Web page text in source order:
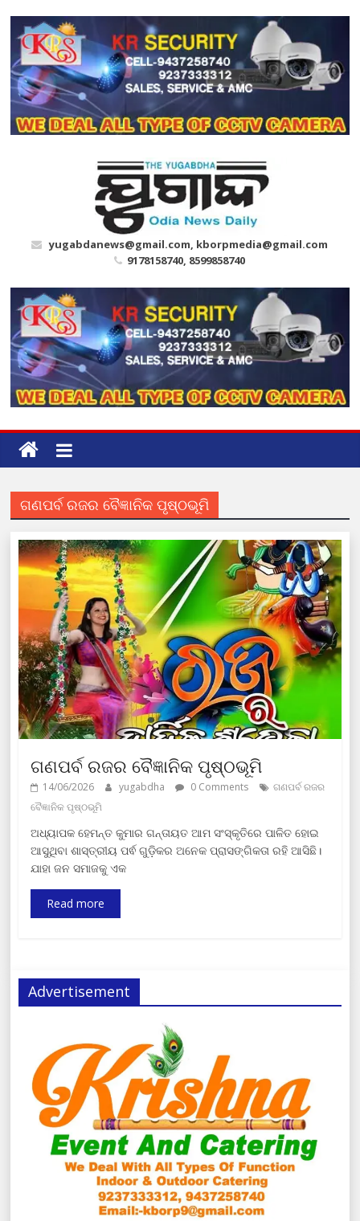
content
yugabdanews@gmail.com, kborpmedia@gmail.com
9178158740, 8599858740
ଗଣପର୍ବ ରଜର ବୈଜ୍ଞାନିକ ପୃଷ୍ଠଭୂମି
ଗଣପର୍ବ ରଜର ବୈଜ୍ଞାନିକ ପୃଷ୍ଠଭୂମି
14/06/2026 yugabdha 0 Comments
ଗଣପର୍ବ ରଜର
ବୈଜ୍ଞାନିକ ପୃଷ୍ଠଭୂମି
ଅଧ୍ୟାପକ ହେମନ୍ତ କୁମାର ଗନ୍ତାୟତ ଆମ ସଂସ୍କୃତିରେ ପାଳିତ ହୋଇ
ଆସୁଥିବା ଶାସ୍ତ୍ରୀୟ ପର୍ଵ ଗୁଡ଼ିକର ଅନେକ ପ୍ରାସଙ୍ଗିକତା ରହି ଆସିଛି।
ଯାହା ଜନ ସମାଜକୁ ଏକ
Read more
Advertisement